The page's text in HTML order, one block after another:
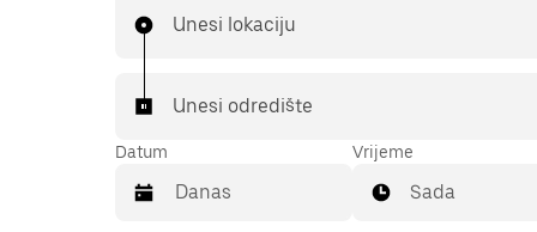
Unesi lokaciju
Unesi odredište
Datum Vrijeme
Sada